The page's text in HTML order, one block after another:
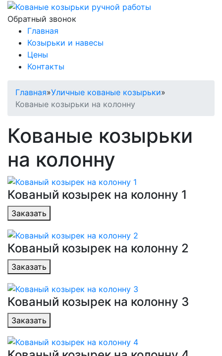
Обратный звонок
Главная
Козырьки и навесы
Цены
Контакты
Главная»Уличные кованые козырьки»
Кованые козырьки на колонну
Кованые козырьки
на колонну
Кованый козырек на колонну 1
Заказать
Кованый козырек на колонну 2
Заказать
Кованый козырек на колонну 3
Заказать